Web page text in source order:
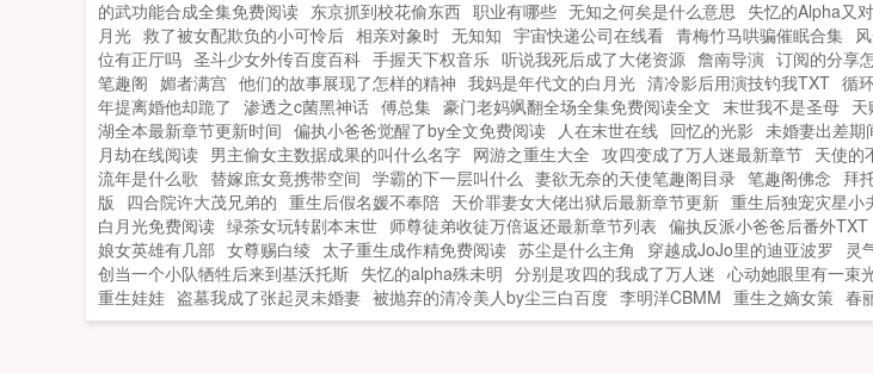
的武功能合成全集免费阅读 东京抓到校花偷东西 职业有哪些 无知之何矣是什么意思 失忆的Alpha又
月光 救了被女配欺负的小可怜后 相亲对象时 无知知 宇宙快递公司在线看 青梅竹马哄骗催眠合集
位有正厅吗 圣斗少女外传百度百科 手握天下权音乐 听说我死后成了大佬资源 詹南导演 订阅的分享
笔趣阁 媚者满宫 他们的故事展现了怎样的精神 我妈是年代文的白月光 清冷影后用演技钓我TXT 循
年提离婚他却跪了 渗透之c菌黑神话 傅总集 豪门老妈飒翻全场全集免费阅读全文 末世我不是圣母
湖全本最新章节更新时间 偏执小爸爸觉醒了by全文免费阅读 人在末世在线 回忆的光影 未婚妻出差期
月劫在线阅读 男主偷女主数据成果的叫什么名字 网游之重生大全 攻四变成了万人迷最新章节 天使的
流年是什么歌 替嫁庶女竟携带空间 学霸的下一层叫什么 妻欲无奈的天使笔趣阁目录 笔趣阁佛念 拜
版 四合院许大茂兄弟的 重生后假名媛不奉陪 天价罪妻女大佬出狱后最新章节更新 重生后独宠灾星小
白月光免费阅读 绿茶女玩转剧本末世 师尊徒弟收徒万倍返还最新章节列表 偏执反派小爸爸后番外TXT
娘女英雄有几部 女尊赐白绫 太子重生成作精免费阅读 苏尘是什么主角 穿越成JoJo里的迪亚波罗 灵
创当一个小队牺牲后来到基沃托斯 失忆的alpha殊未明 分别是攻四的我成了万人迷 心动她眼里有一束
重生娃娃 盗墓我成了张起灵未婚妻 被抛弃的清冷美人by尘三白百度 李明洋CBMM 重生之嫡女策 春